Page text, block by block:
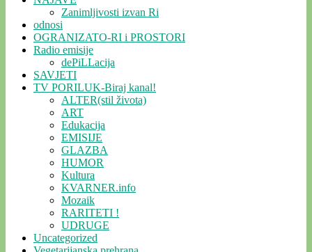
Zanimljivosti izvan Ri
odnosi
OGRANIZATO-RI i PROSTORI
Radio emisije
dePiLLacija
SAVJETI
TV PORILUK-Biraj kanal!
ALTER(stil života)
ART
Edukacija
EMISIJE
GLAZBA
HUMOR
Kultura
KVARNER.info
Mozaik
RARITETI !
UDRUGE
Uncategorized